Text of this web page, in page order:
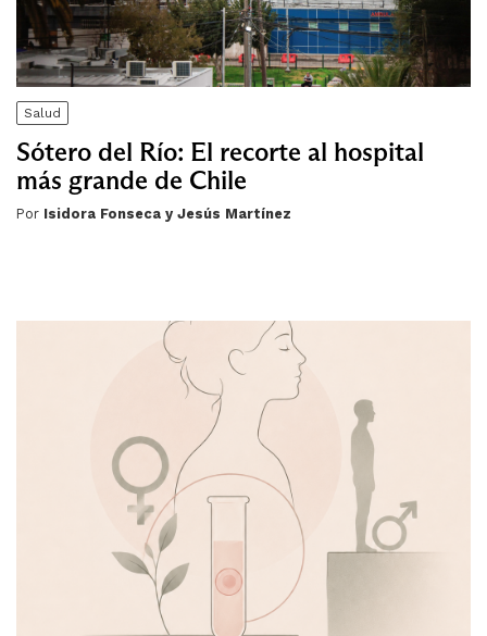
Salud
Sótero del Río: El recorte al hospital
más grande de Chile
Por Isidora Fonseca y Jesús Martínez